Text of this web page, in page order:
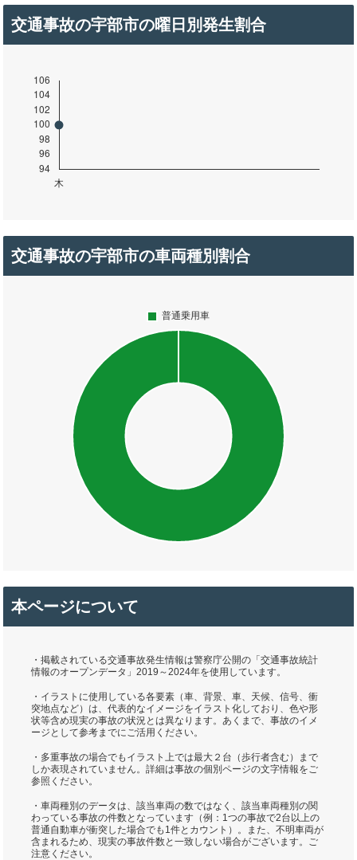
交通事故の宇部市の曜日別発生割合
交通事故の宇部市の車両種別割合
本ページについて
・掲載されている交通事故発生情報は警察庁公開の「交通事故統計
情報のオープンデータ」2019～2024年を使用しています。
・イラストに使用している各要素（車、背景、車、天候、信号、衝
突地点など）は、代表的なイメージをイラスト化しており、色や形
状等含め現実の事故の状況とは異なります。あくまで、事故のイメ
ージとして参考までにご活用ください。
・多重事故の場合でもイラスト上では最大２台（歩行者含む）まで
しか表現されていません。詳細は事故の個別ページの文字情報をご
参照ください。
・車両種別のデータは、該当車両の数ではなく、該当車両種別の関
わっている事故の件数となっています（例：1つの事故で2台以上の
普通自動車が衝突した場合でも1件とカウント）。また、不明車両が
含まれるため、現実の事故件数と一致しない場合がございます。ご
注意ください。